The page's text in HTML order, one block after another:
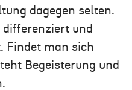
dagegen selten.
differenziert und
Findet man sich
Begeisterung und